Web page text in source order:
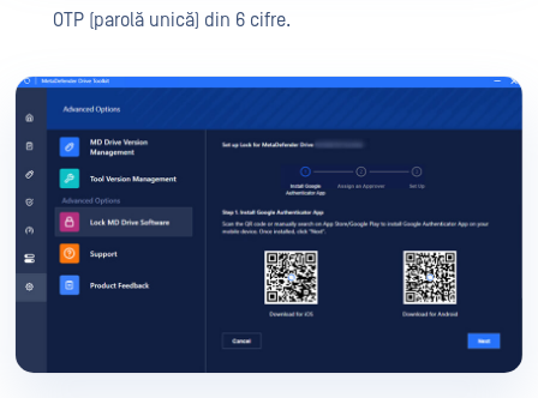
OTP (parolă unică) din 6 cifre.